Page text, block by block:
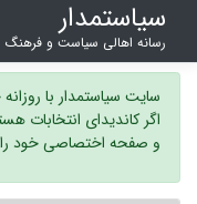
سیاستمدار
رسانه اهالی سیاست و فرهنگ
سایت سیاستمدار با
اگر کاندیدای انتخابات
و صفحه اختصاصی خود را